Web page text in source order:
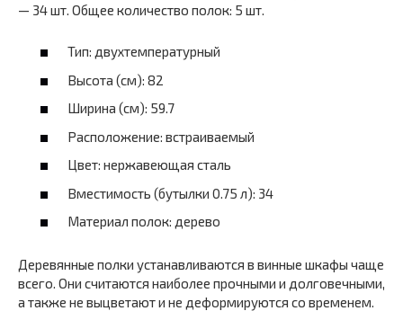
— 34 шт. Общее количество полок: 5 шт.
Тип: двухтемпературный
Высота (см): 82
Ширина (см): 59.7
Расположение: встраиваемый
Цвет: нержавеющая сталь
Вместимость (бутылки 0.75 л): 34
Материал полок: дерево
Деревянные полки устанавливаются в винные шкафы чаще
всего. Они считаются наиболее прочными и долговечными,
а также не выцветают и не деформируются со временем.